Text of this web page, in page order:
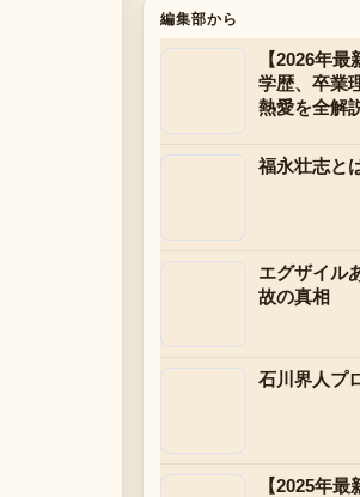
編集部から
【2026年
学歴、卒業
熱愛を全解
福永壮志と
エグザイル
故の真相
石川界人プ
【2025年